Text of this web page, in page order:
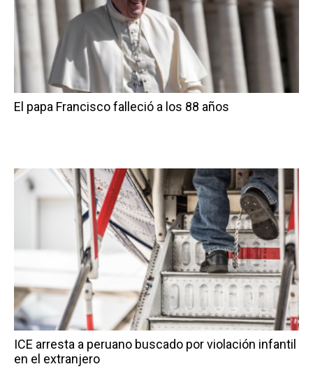
El papa Francisco falleció a los 88 años
ICE arresta a peruano buscado por violación infantil
en el extranjero